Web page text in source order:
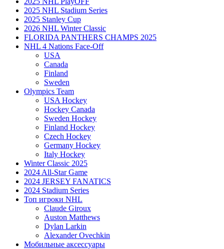
2025 NHL Stadium Series
2025 Stanley Cup
2026 NHL Winter Classic
FLORIDA PANTHERS CHAMPS 2025
NHL 4 Nations Face-Off
USA
Canada
Finland
Sweden
Olympics Team
USA Hockey
Hockey Canada
Sweden Hockey
Finland Hockey
Czech Hockey
Germany Hockey
Italy Hockey
Winter Classic 2025
2024 All-Star Game
2024 JERSEY FANATICS
2024 Stadium Series
Топ игроки NHL
Claude Giroux
Auston Matthews
Dylan Larkin
Alexander Ovechkin
Мобильные аксессуары